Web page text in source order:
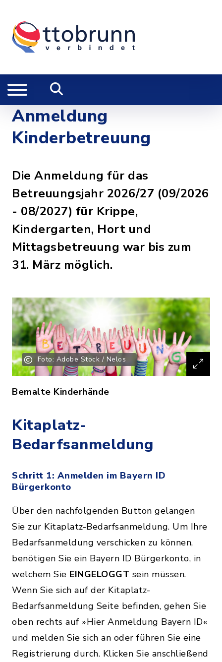
Anmeldung
Kinderbetreuung
Die Anmeldung für das
Betreuungsjahr 2026/27 (09/2026
- 08/2027) für Krippe,
Kindergarten, Hort und
Mittagsbetreuung war bis zum
31. März möglich.
Foto: Adobe Stock / Nelos
Bemalte Kinderhände
Kitaplatz-
Bedarfsanmeldung
Schritt 1: Anmelden im Bayern ID
Bürgerkonto
Über den nachfolgenden Button gelangen
Sie zur Kitaplatz-Bedarfsanmeldung. Um Ihre
Bedarfsanmeldung verschicken zu können,
benötigen Sie ein Bayern ID Bürgerkonto, in
welchem Sie EINGELOGGT sein müssen.
Wenn Sie sich auf der Kitaplatz-
Bedarfsanmeldung Seite befinden, gehen Sie
oben rechts auf »Hier Anmeldung Bayern ID«
und melden Sie sich an oder führen Sie eine
Registrierung durch. Klicken Sie anschließend